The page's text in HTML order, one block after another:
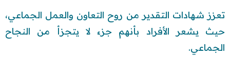
تعزز شهادات التقدير من روح التعاون والعمل الجماعي،
حيث يشعر الأفراد بأنهم جزء لا يتجزأ من النجاح
الجماعي.